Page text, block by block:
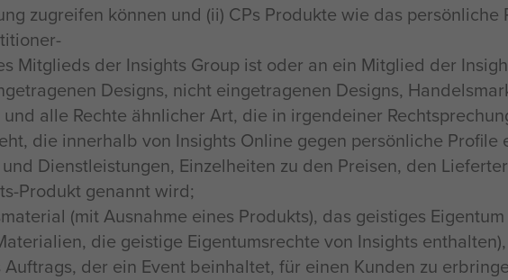
zugreifen können und (ii) CPs Produkte wie das
Mitglieds der Insights Group ist oder an ein Mitglied der
Designs, nicht eingetragenen Designs,
alle Rechte ähnlicher Art, die in irgendeiner
die innerhalb von Insights Online gegen persönliche
Dienstleistungen, Einzelheiten zu den Preisen, den
Produkt genannt wird;
(mit Ausnahme eines Produkts), das geistiges
die geistige Eigentumsrechte von Insights
der ein Event beinhaltet, für einen Kunden zu